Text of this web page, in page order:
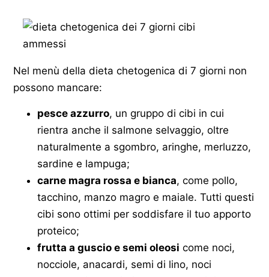
Nel menù della dieta chetogenica di 7 giorni non
possono mancare:
pesce azzurro, un gruppo di cibi in cui
rientra anche il salmone selvaggio, oltre
naturalmente a sgombro, aringhe, merluzzo,
sardine e lampuga;
carne magra rossa e bianca, come pollo,
tacchino, manzo magro e maiale. Tutti questi
cibi sono ottimi per soddisfare il tuo apporto
proteico;
frutta a guscio e semi oleosi come noci,
nocciole, anacardi, semi di lino, noci